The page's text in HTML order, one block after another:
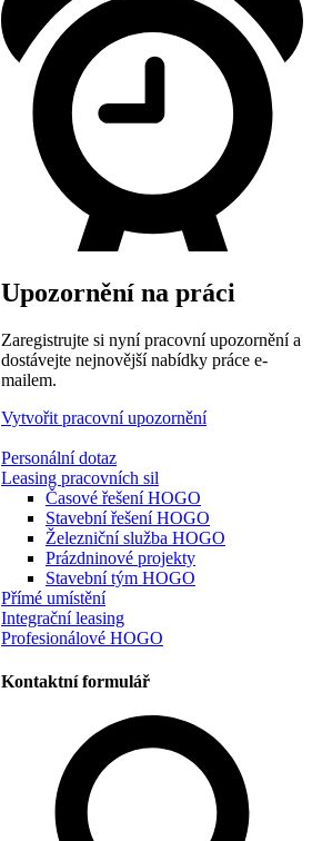
Upozornění na práci
Zaregistrujte si nyní pracovní upozornění a
dostávejte nejnovější nabídky práce e-
mailem.
Vytvořit pracovní upozornění
Personální dotaz
Leasing pracovních sil
Časové řešení HOGO
Stavební řešení HOGO
Železniční služba HOGO
Prázdninové projekty
Stavební tým HOGO
Přímé umístění
Integrační leasing
Profesionálové HOGO
Kontaktní formulář